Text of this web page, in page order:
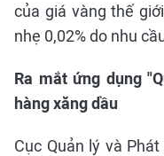
của giá vàng thế
nhẹ 0,02% do nhu
Ra mắt ứng dụng
hàng xăng dầu
Cục Quản lý và